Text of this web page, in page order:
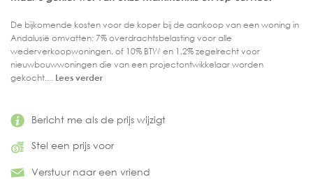
Bericht me als de prijs wijzigt
Stel een prijs voor
Verstuur naar een vriend
De bijkomende kosten voor de koper bij de aankoop van een woning in
Andalusië omvatten: 7% overdrachtsbelasting voor alle
wederverkoopwoningen, of 10% BTW en 1,2% zegelrecht voor
nieuwbouwwoningen die van een projectontwikkelaar worden
gekocht.... Lees verder